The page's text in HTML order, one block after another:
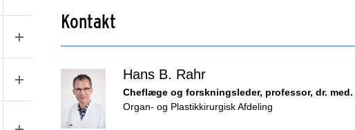
Kontakt
Hans B. Rahr
Cheflæge og forskningsleder, professor, dr. med.
Organ- og Plastikkirurgisk Afdeling